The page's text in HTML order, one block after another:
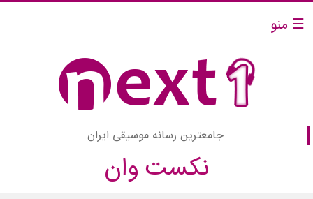
☰ منو
جامعترین رسانه موسیقی ایران
نکست وان